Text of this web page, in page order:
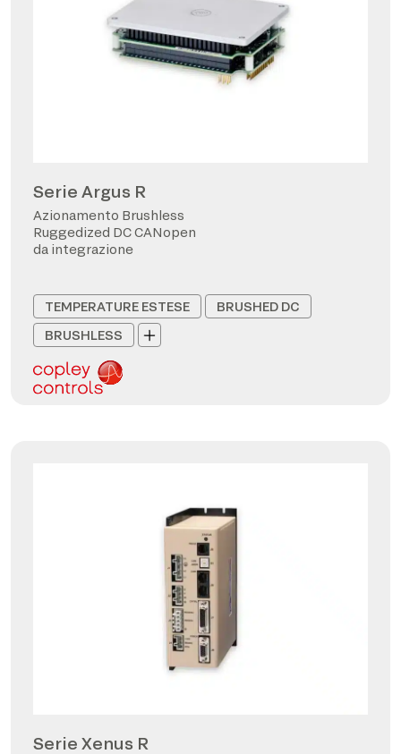
Serie Argus R
Azionamento Brushless
Ruggedized DC CANopen
da integrazione
TEMPERATURE ESTESE
BRUSHED DC
BRUSHLESS
Serie Xenus R